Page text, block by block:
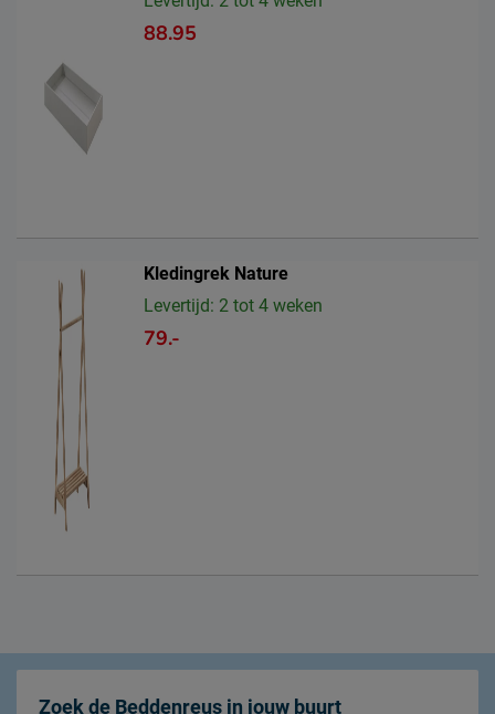
88.95
Kledingrek Nature
Levertijd: 2 tot 4 weken
79.-
Zoek de Beddenreus in jouw buurt